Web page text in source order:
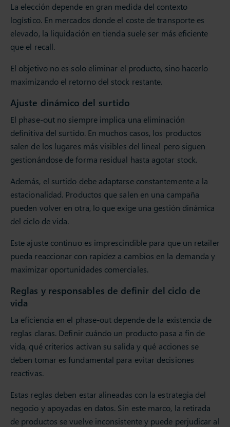
La elección depende en gran medida del contexto
logístico. En mercados donde el coste de transporte es
elevado, la liquidación en tienda suele ser más eficiente
que el recall.
El objetivo no es solo eliminar el producto, sino hacerlo
maximizando el retorno del stock restante.
Ajuste dinámico del surtido
El phase-out no siempre implica una eliminación
definitiva del surtido. En muchos casos, los productos
salen de los lugares más visibles del lineal pero siguen
gestionándose de forma residual hasta agotar stock.
Además, el surtido debe adaptarse constantemente a la
estacionalidad. Productos que salen en una campaña
pueden volver en otra, lo que exige una gestión dinámica
del ciclo de vida.
Este ajuste continuo es imprescindible para que un retailer
pueda reaccionar con rapidez a cambios en la demanda y
maximizar oportunidades comerciales.
Reglas y responsables de definir del ciclo de
vida
La eficiencia en el phase-out depende de la existencia de
reglas claras. Definir cuándo un producto pasa a fin de
vida, qué criterios activan su salida y qué acciones se
deben tomar es fundamental para evitar decisiones
reactivas.
Estas reglas deben estar alineadas con la estrategia del
negocio y apoyadas en datos. Sin este marco, la retirada
de productos se vuelve inconsistente y puede perjudicar al